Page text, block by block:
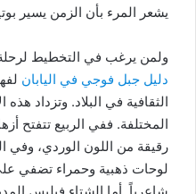
يشعر المرء بأن الزمن يسير
ولمن يرغب في التخطيط لرحلة
دليل جبل فوجي في اليابان
الثقافية في البلاد. وتزداد
المختلفة. ففي الربيع تتفتح
رقيقة من اللون الوردي، وفي
لوحات ذهبية وحمراء تضفي